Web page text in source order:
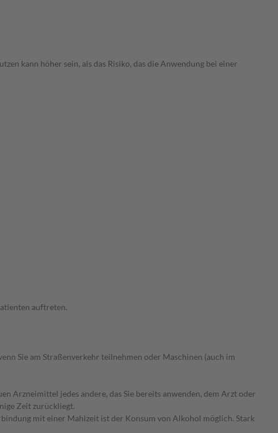
kann höher sein, als das Risiko, das die Anwendung bei einer
auftreten.
Sie am Straßenverkehr teilnehmen oder Maschinen (auch im
Arzneimittel jedes andere, das Sie bereits anwenden, dem Arzt oder
Zeit zurückliegt.
mit einer Mahlzeit ist der Konsum von Alkohol möglich. Stark